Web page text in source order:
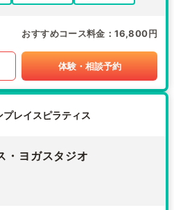
おすすめコース料金 16,800円
体験・相談予約
プレイスピラティス
・ヨガスタジオ